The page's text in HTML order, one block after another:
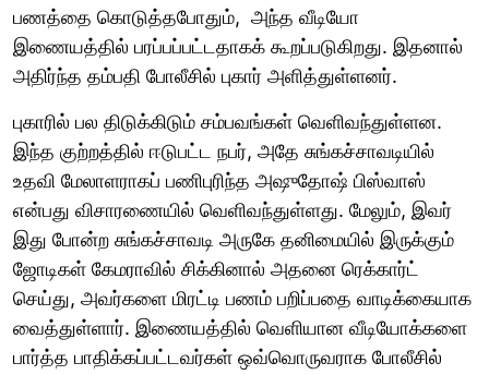
பணத்தை கொடுத்தபோதும், அந்த வீடியோ
இணையத்தில் பரப்பப்பட்டதாகக் கூறப்படுகிறது. இதனால்
அதிர்ந்த தம்பதி போலீசில் புகார் அளித்துள்ளனர்.
புகாரில் பல திடுக்கிடும் சம்பவங்கள் வெளிவந்துள்ளன.
இந்த குற்றத்தில் ஈடுபட்ட நபர், அதே சுங்கச்சாவடியில்
உதவி மேலாளராகப் பணிபுரிந்த அஷுதோஷ் பிஸ்வாஸ்
என்பது விசாரணையில் வெளிவந்துள்ளது. மேலும், இவர்
இது போன்ற சுங்கச்சாவடி அருகே தனிமையில் இருக்கும்
ஜோடிகள் கேமராவில் சிக்கினால் அதனை ரெக்கார்ட்
செய்து, அவர்களை மிரட்டி பணம் பறிப்பதை வாடிக்கையாக
வைத்துள்ளார். இணையத்தில் வெளியான வீடியோக்களை
பார்த்த பாதிக்கப்பட்டவர்கள் ஒவ்வொருவராக போலீசில்